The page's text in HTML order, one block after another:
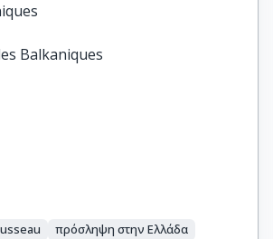
Balkaniques
πρόσληψη στην Ελλάδα